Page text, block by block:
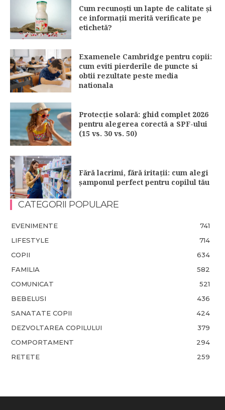
Cum recunoști un lapte de calitate și
ce informații merită verificate pe
etichetă?
Examenele Cambridge pentru copii:
cum eviti pierderile de puncte si
obtii rezultate peste media
nationala
Protecție solară: ghid complet 2026
pentru alegerea corectă a SPF-ului
(15 vs. 30 vs. 50)
Fără lacrimi, fără iritații: cum alegi
șamponul perfect pentru copilul tău
CATEGORII POPULARE
EVENIMENTE
741
LIFESTYLE
714
COPII
634
FAMILIA
582
COMUNICAT
521
BEBELUSI
436
SANATATE COPII
424
DEZVOLTAREA COPILULUI
379
COMPORTAMENT
294
RETETE
259